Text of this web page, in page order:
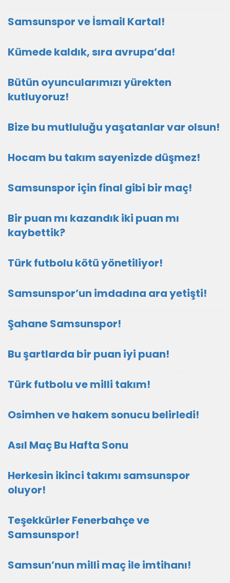
Samsunspor ve İsmail Kartal!
Kümede kaldık, sıra avrupa’da!
Bütün oyuncularımızı yürekten
kutluyoruz!
Bize bu mutluluğu yaşatanlar var olsun!
Hocam bu takım sayenizde düşmez!
Samsunspor için final gibi bir maç!
Bir puan mı kazandık iki puan mı
kaybettik?
Türk futbolu kötü yönetiliyor!
Samsunspor’un imdadına ara yetişti!
Şahane Samsunspor!
Bu şartlarda bir puan iyi puan!
Türk futbolu ve milli takım!
Osimhen ve hakem sonucu belirledi!
Asıl Maç Bu Hafta Sonu
Herkesin ikinci takımı samsunspor
oluyor!
Teşekkürler Fenerbahçe ve
Samsunspor!
Samsun’nun milli maç ile imtihanı!